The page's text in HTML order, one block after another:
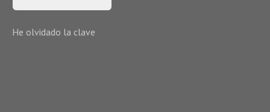
He olvidado la clave